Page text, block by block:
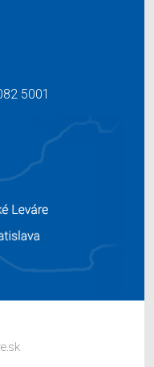
5001